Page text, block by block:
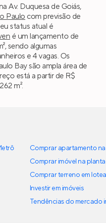
Av. Duquesa de Goiás,
Paulo com previsão de
status atual é
é um lançamento de
sendo algumas
e 4 vagas. Os
Bay são ampla área de
está a partir de R$
m².
Comprar apartamento
Comprar imóvel na planta
Comprar terreno em
Investir em imóveis
Tendências do mercado